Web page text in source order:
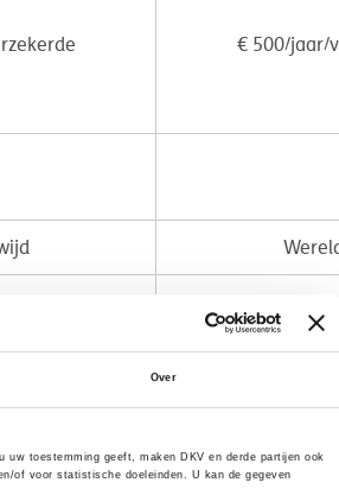
Over
toestemming geeft, maken DKV en derde partijen ook
of voor statistische doeleinden. U kan de gegeven
€ 500/jaar/